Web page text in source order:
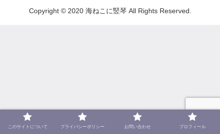
Copyright © 2020 海ねこに竪琴 All Rights Reserved.
このサイトについて プライバシーポリシー お問い合わせ プロフィール